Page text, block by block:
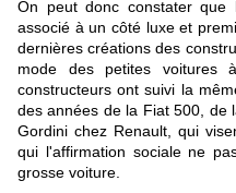
On peut donc constater
associé à un côté luxe et
dernières créations des
mode des petites voitures
constructeurs ont suivi la
des années de la Fiat 500, de
Gordini chez Renault, qui
qui l'affirmation sociale ne
grosse voiture.